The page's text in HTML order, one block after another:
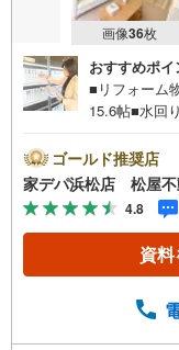
画像36枚
おすすめポイ
■リフォーム
15.6帖■水回
●松屋不動産
に特化し浜名
市の物件なら
古マンション
たします！
ご購入の際
住まいを実
ゴールド推奨店
家デパ浜松店 松屋不
4.8
資